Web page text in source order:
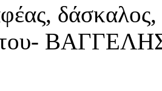
δάσκαλος,
του-